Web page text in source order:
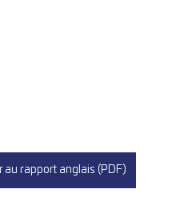
au rapport anglais (PDF)